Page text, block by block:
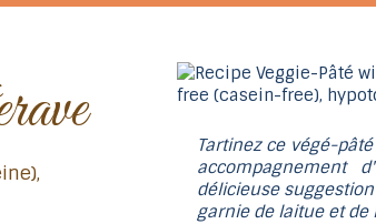
Tartinez ce végé-
accompagnement
délicieuse
garnie de laitue et